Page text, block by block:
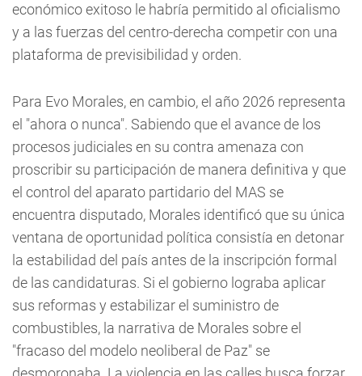
económico exitoso le habría permitido al oficialismo
y a las fuerzas del centro-derecha competir con una
plataforma de previsibilidad y orden.
Para Evo Morales, en cambio, el año 2026 representa
el "ahora o nunca". Sabiendo que el avance de los
procesos judiciales en su contra amenaza con
proscribir su participación de manera definitiva y que
el control del aparato partidario del MAS se
encuentra disputado, Morales identificó que su única
ventana de oportunidad política consistía en detonar
la estabilidad del país antes de la inscripción formal
de las candidaturas. Si el gobierno lograba aplicar
sus reformas y estabilizar el suministro de
combustibles, la narrativa de Morales sobre el
"fracaso del modelo neoliberal de Paz" se